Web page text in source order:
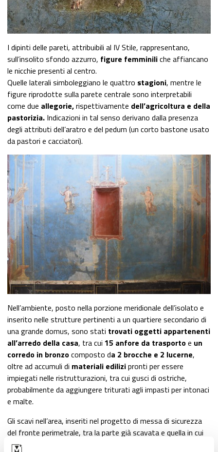
I dipinti delle pareti, attribuibili al IV Stile, rappresentano,
sull’insolito sfondo azzurro, figure femminiliche affiancano
le nicchie presenti al centro.
Quelle laterali simboleggiano le quattro stagioni, mentre le
figure riprodotte sulla parete centrale sono interpretabili
come due allegorie,rispettivamente dell’agricoltura e della
pastorizia. Indicazioni in tal senso derivano dalla presenza
degli attributi dell’aratro e del pedum (un corto bastone usato
da pastori e cacciatori).
Nell’ambiente, posto nella porzione meridionale dell’isolato e
inserito nelle strutture pertinenti a un quartiere secondario di
una grande domus, sono stati trovati oggetti appartenenti
all’arredo della casa, tra cui 15 anfore da trasportoe un
corredo in bronzocomposto da 2 brocche e 2 lucerne,
oltre ad accumuli di materiali edilizipronti per essere
impiegati nelle ristrutturazioni, tra cui gusci di ostriche,
probabilmente da aggiungere triturati agli impasti per intonaci
e malte.
Gli scavi nell’area, inseriti nel progetto di messa di sicurezza
del fronte perimetrale, tra la parte già scavata e quella in cui
ancora non si è intervenuto, e di miglioramento dell’assetto